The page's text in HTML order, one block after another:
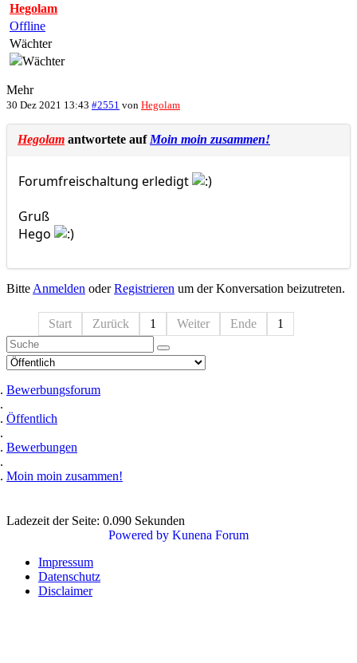
Hegolam
Offline
Wächter
Mehr
30 Dez 2021 13:43 #2551 von Hegolam
Hegolam antwortete auf Moin moin zusammen!
Forumfreischaltung erledigt
Gruß
Hego
Bitte Anmelden oderRegistrieren um der Konversation beizutreten.
Start Zurück 1 Weiter Ende 1
Bewerbungsforum
Öffentlich
Bewerbungen
Moin moin zusammen!
Ladezeit der Seite: 0.090 Sekunden
Powered by Kunena Forum
Impressum
Datenschutz
Disclaimer